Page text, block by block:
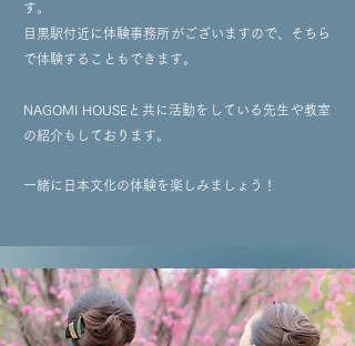
す。
目黒駅付近に体験事務所がございますので、そちら
で体験することもできます。
NAGOMI HOUSEと共に活動をしている先生や教室
の紹介もしております。
一緒に日本文化の体験を楽しみましょう！